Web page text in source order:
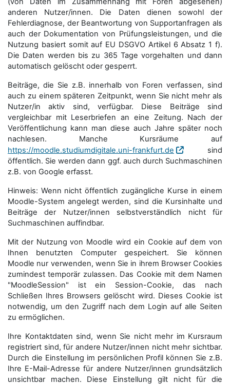
anderen Nutzer/innen. Die Daten dienen sowohl der
Fehlerdiagnose, der Beantwortung von Supportanfragen als
auch der Dokumentation von Prüfungsleistungen, und die
Nutzung basiert somit auf EU DSGVO Artikel 6 Absatz 1 f).
Die Daten werden bis zu 365 Tage vorgehalten und dann
automatisch gelöscht oder gesperrt.
Beiträge, die Sie z.B. innerhalb von Foren verfassen, sind
auch zu einem späteren Zeitpunkt, wenn Sie nicht mehr als
Nutzer/in aktiv sind, verfügbar. Diese Beiträge sind
vergleichbar mit Leserbriefen an eine Zeitung. Nach der
Veröffentlichung kann man diese auch Jahre später noch
nachlesen. Manche Kursräume auf
https://moodle.studiumdigitale.uni-frankfurt.de
sind
öffentlich. Sie werden dann ggf. auch durch Suchmaschinen
z.B. von Google erfasst.
Hinweis: Wenn nicht öffentlich zugängliche Kurse in einem
Moodle-System angelegt werden, sind die Kursinhalte und
Beiträge der Nutzer/innen selbstverständlich nicht für
Suchmaschi­nen auffindbar.
Mit der Nutzung von Moodle wird ein Cookie auf dem von
Ihnen benutzten Computer gespeichert. Sie können
Moodle nur verwenden, wenn Sie in ihrem Browser Cookies
zumindest temporär zulassen. Das Cookie mit dem Namen
"MoodleSession" ist ein Session-Cookie, das nach
Schließen Ihres Browsers gelöscht wird. Dieses Cookie ist
notwendig, um den Zugriff nach dem Login auf alle Seiten
zu ermöglichen.
Ihre Kontaktdaten sind, wenn Sie nicht mehr im Kursraum
registriert sind, für andere Nutzer/innen nicht mehr sichtbar.
Durch die Einstellung im persönlichen Profil können Sie z.B.
Ihre E-Mail-Adresse für andere Nutzer/innen grundsätzlich
unsichtbar machen. Diese Einstellung gilt nicht für die